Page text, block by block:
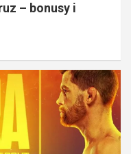
– bonusy i